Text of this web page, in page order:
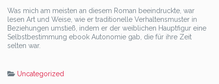
Was mich am meisten an diesem Roman beeindruckte, war
lesen Art und Weise, wie er traditionelle Verhaltensmuster in
Beziehungen umstieß, indem er der weiblichen Hauptfigur eine
Selbstbestimmung ebook Autonomie gab, die für ihre Zeit
selten war.
Uncategorized